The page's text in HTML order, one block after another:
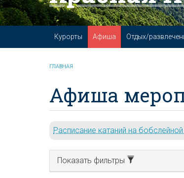
Курорты Афиша Отдых/
ГЛАВНАЯ
Афиша
Расписание катаний на бобслейной
Показать фильтры